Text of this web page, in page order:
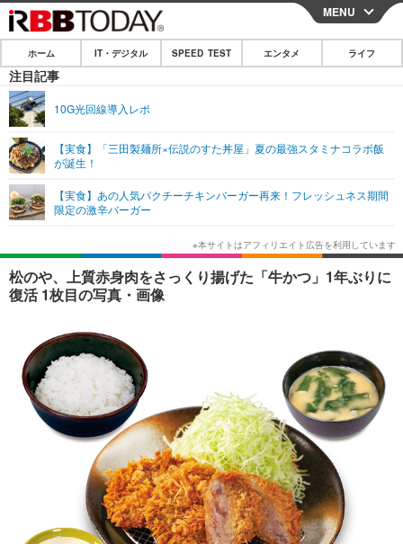
CLOSE
ホーム
IT・デジタル
ネタ
ショッピング その他
SPEED TEST
エンタメ
エンタメTOP
韓国・芸能
音楽 スポーツ
ショッピング その他
ライフ
ライフTOP グルメ
ペット ショッピング
リリース一覧
プッシュ通知の停止方法
MENU
ホーム IT・デジタル SPEED TEST エンタメ ライフ
注目記事
10G光回線導入レポ
【実食】「三田製麺所×伝説のすた丼屋」夏の最強スタミナコラボ飯
が誕生！
【実食】あの人気パクチーチキンバーガー再来！フレッシュネス期間
限定の激辛バーガー
松のや、上質赤身肉をさっくり揚げた「牛かつ」1年ぶりに
復活 1枚目の写真・画像